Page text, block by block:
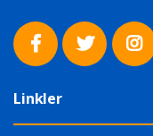
Linkler